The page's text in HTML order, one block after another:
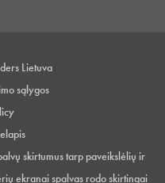
Lietuva
sąlygos
skirtumus tarp paveikslėlių ir
ekranai spalvas rodo skirtingai